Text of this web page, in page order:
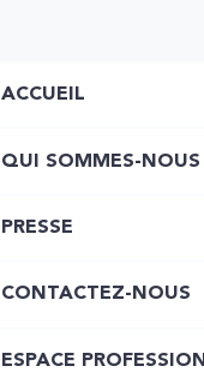
ACCUEIL
QUI SOMMES-NOUS
PRESSE
CONTACTEZ-NOUS
ESPACE